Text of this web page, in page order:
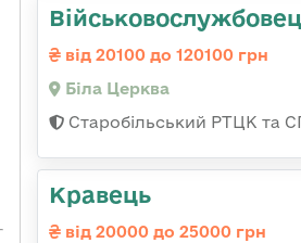
від 20100 до 120100 грн
Біла Церква
Старобільський РТЦК та
Кравець
від 20000 до 25000 грн